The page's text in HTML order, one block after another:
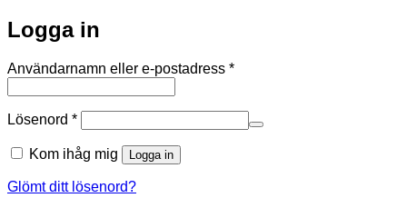
Logga in
Användarnamn eller e-postadress *Obligatoriskt
Lösenord *Obligatoriskt
Kom ihåg mig Logga in
Glömt ditt lösenord?